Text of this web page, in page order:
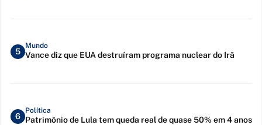
5
Mundo
Vance diz que EUA destruíram programa nuclear do Irã
6
Política
Patrimônio de Lula tem queda real de quase 50% em 4 anos